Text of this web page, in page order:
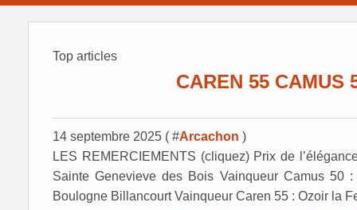
Top articles
CAREN 55 CAMUS
14 septembre 2025 ( #Arcachon )
LES REMERCIEMENTS (cliquez) Prix de
Sainte Genevieve des Bois Vainqueur Camus
Boulogne Billancourt Vainqueur Caren 55 : Ozoir la